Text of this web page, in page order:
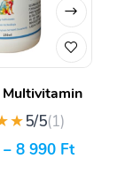
5/5(1)
8 990 Ft